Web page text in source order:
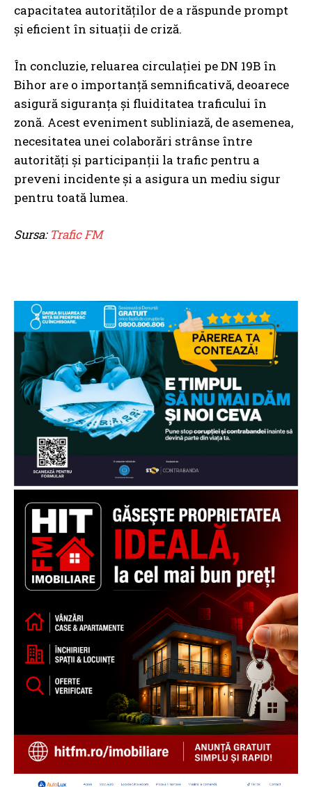
capacitatea autorităților de a răspunde prompt
și eficient în situații de criză.
În concluzie, reluarea circulației pe DN 19B în
Bihor are o importanță semnificativă, deoarece
asigură siguranța și fluiditatea traficului în
zonă. Acest eveniment subliniază, de asemenea,
necesitatea unei colaborări strânse între
autorități și participanții la trafic pentru a
preveni incidente și a asigura un mediu sigur
pentru toată lumea.
Sursa: Trafic FM